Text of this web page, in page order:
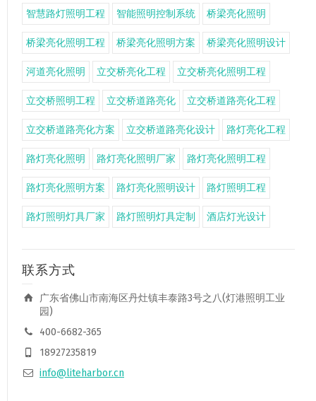
智慧路灯照明工程 智能照明控制系统 桥梁亮化照明
桥梁亮化照明工程 桥梁亮化照明方案 桥梁亮化照明设计
河道亮化照明 立交桥亮化工程 立交桥亮化照明工程
立交桥照明工程 立交桥道路亮化 立交桥道路亮化工程
立交桥道路亮化方案 立交桥道路亮化设计 路灯亮化工程
路灯亮化照明 路灯亮化照明厂家 路灯亮化照明工程
路灯亮化照明方案 路灯亮化照明设计 路灯照明工程
路灯照明灯具厂家 路灯照明灯具定制 酒店灯光设计
联系方式
广东省佛山市南海区丹灶镇丰泰路3号之八(灯港照明工业
园)
400-6682-365
18927235819
info@liteharbor.cn